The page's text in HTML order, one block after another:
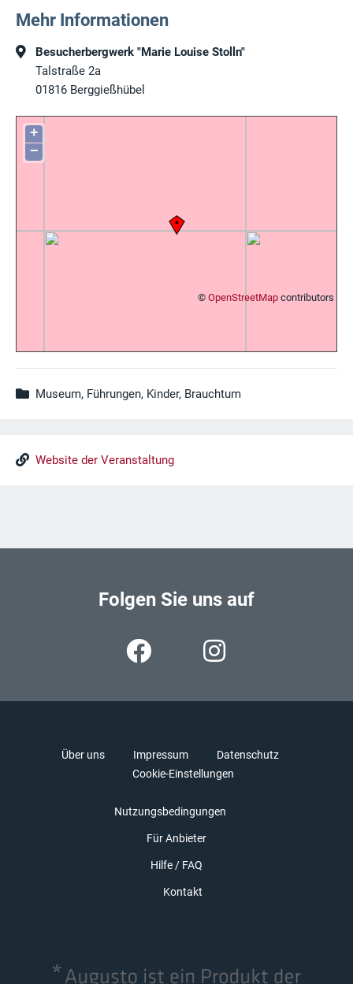
Mehr Informationen
Besucherbergwerk "Marie Louise Stolln"
Talstraße 2a
01816 Berggießhübel
+
−
© OpenStreetMap contributors
Museum, Führungen, Kinder, Brauchtum
Website der Veranstaltung
Folgen Sie uns auf
Über uns Impressum
Datenschutz
Cookie-Einstellungen
Nutzungsbedingungen
Für Anbieter
Hilfe / FAQ
Kontakt